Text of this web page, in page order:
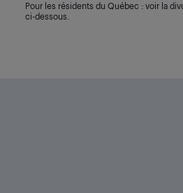
Pour les résidents du Québec : voir la
ci-dessous.